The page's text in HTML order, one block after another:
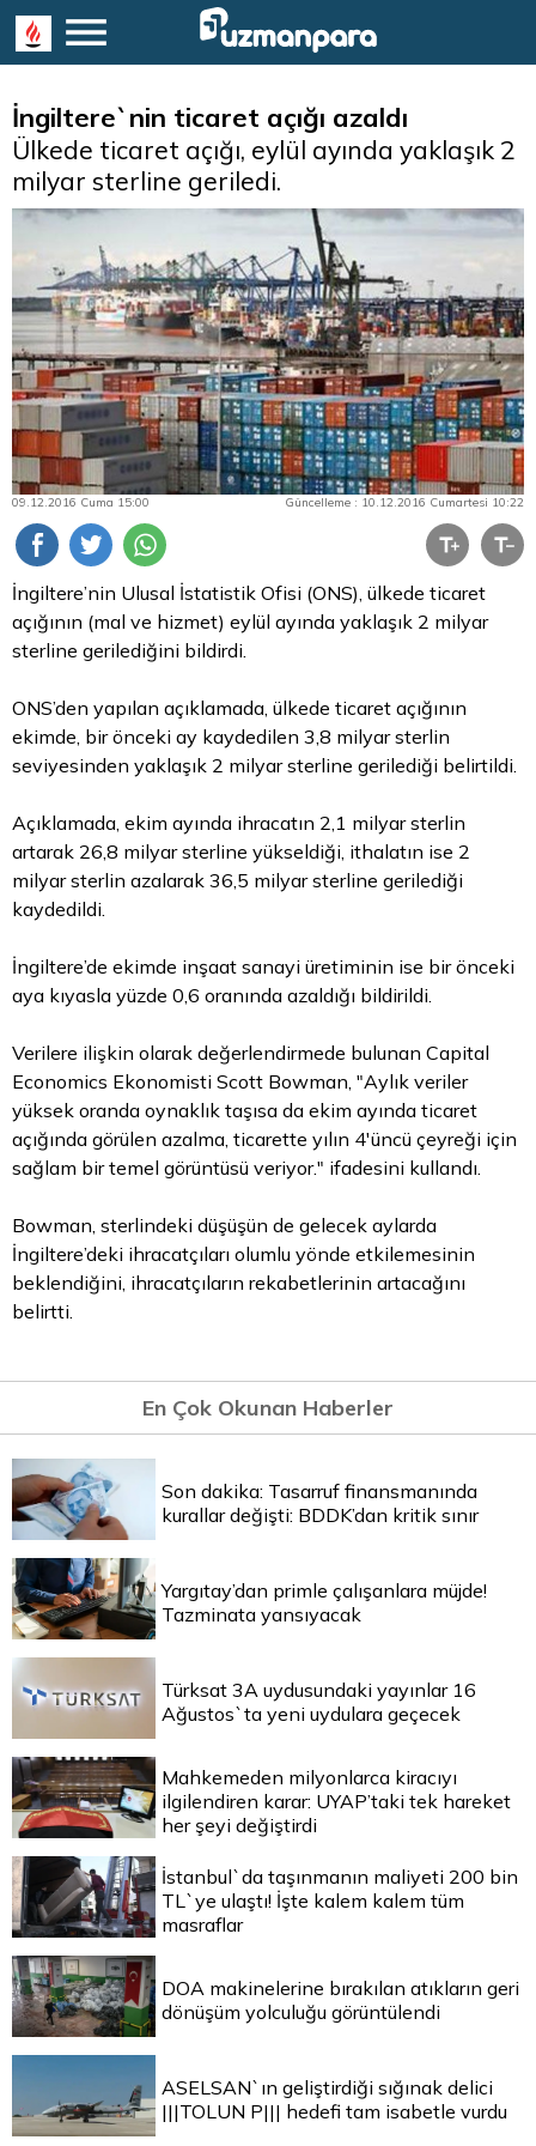
İngiltere`nin ticaret açığı azaldı
Ülkede ticaret açığı, eylül ayında yaklaşık 2
milyar sterline geriledi.
09.12.2016 Cuma 15:00 Güncelleme : 10.12.2016 Cumartesi 10:22
İngiltere’nin Ulusal İstatistik Ofisi (ONS), ülkede ticaret
açığının (mal ve hizmet) eylül ayında yaklaşık 2 milyar
sterline gerilediğini bildirdi.
ONS’den yapılan açıklamada, ülkede ticaret açığının
ekimde, bir önceki ay kaydedilen 3,8 milyarsterlin
seviyesinden yaklaşık 2 milyar sterline gerilediği belirtildi.
Açıklamada, ekim ayında ihracatın 2,1 milyar sterlin
artarak 26,8 milyar sterline yükseldiği, ithalatın ise 2
milyar sterlin azalarak 36,5 milyar sterline gerilediği
kaydedildi.
İngiltere’de ekimde inşaat sanayi üretiminin ise bir önceki
aya kıyasla yüzde 0,6 oranında azaldığı bildirildi.
Verilere ilişkin olarak değerlendirmede bulunan Capital
Economics Ekonomisti Scott Bowman, "Aylık veriler
yüksek oranda oynaklık taşısa da ekim ayında ticaret
açığında görülen azalma, ticarette yılın 4'üncü çeyreği için
sağlam bir temel görüntüsü veriyor." ifadesini kullandı.
Bowman, sterlindeki düşüşün de gelecek aylarda
İngiltere’deki ihracatçıları olumlu yönde etkilemesinin
beklendiğini, ihracatçıların rekabetlerinin artacağını
belirtti.
En Çok Okunan Haberler
Son dakika: Tasarruf finansmanında
kurallar değişti: BDDK’dan kritik sınır
Yargıtay’dan primle çalışanlara müjde!
Tazminata yansıyacak
Türksat 3A uydusundaki yayınlar 16
Ağustos`ta yeni uydulara geçecek
Mahkemeden milyonlarca kiracıyı
ilgilendiren karar: UYAP’taki tek hareket
her şeyi değiştirdi
İstanbul`da taşınmanın maliyeti 200 bin
TL`ye ulaştı! İşte kalem kalem tüm
masraflar
DOA makinelerine bırakılan atıkların geri
dönüşüm yolculuğu görüntülendi
ASELSAN`ın geliştirdiği sığınak delici
|||TOLUN P||| hedefi tam isabetle vurdu